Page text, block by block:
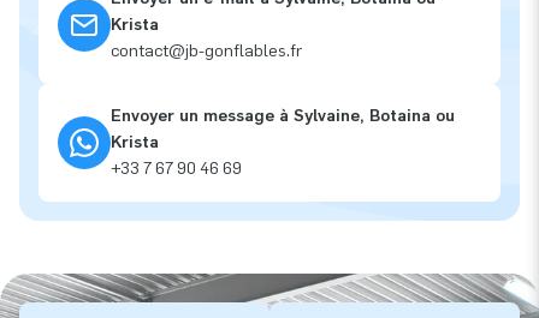
Krista
contact@jb-gonflables.fr
Envoyer un message à Sylvaine, Botaina ou
Krista
+33 7 67 90 46 69